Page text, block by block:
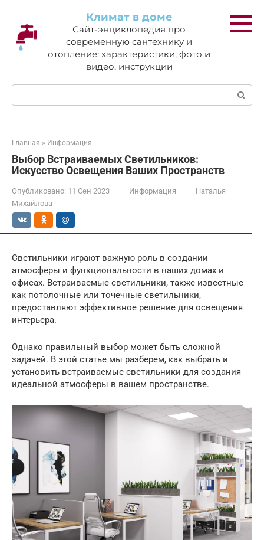
контенту
Климат в доме
Сайт-энциклопедия про
современную сантехнику и
отопление: характеристики, фото и
видео, инструкции
Поиск:
Главная » Информация
Выбор Встраиваемых Светильников:
Искусство Освещения Ваших Пространств
Опубликовано: 11 Сен 2023 Информация
Наталья
Михайлова
Светильники играют важную роль в создании
атмосферы и функциональности в наших домах и
офисах. Встраиваемые светильники, также известные
как потолочные или точечные светильники,
предоставляют эффективное решение для освещения
интерьера.
Однако правильный выбор может быть сложной
задачей. В этой статье мы разберем, как выбрать и
установить встраиваемые светильники для создания
идеальной атмосферы в вашем пространстве.